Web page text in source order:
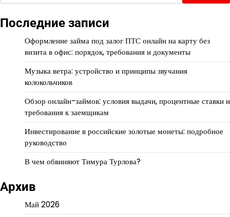
Последние записи
Оформление займа под залог ПТС онлайн на карту без
визита в офис: порядок, требования и документы
Музыка ветра: устройство и принципы звучания
колокольчиков
Обзор онлайн-займов: условия выдачи, процентные ставки и
требования к заемщикам
Инвестирование в российские золотые монеты: подробное
руководство
В чем обвиняют Тимура Турлова?
Архив
Май 2026